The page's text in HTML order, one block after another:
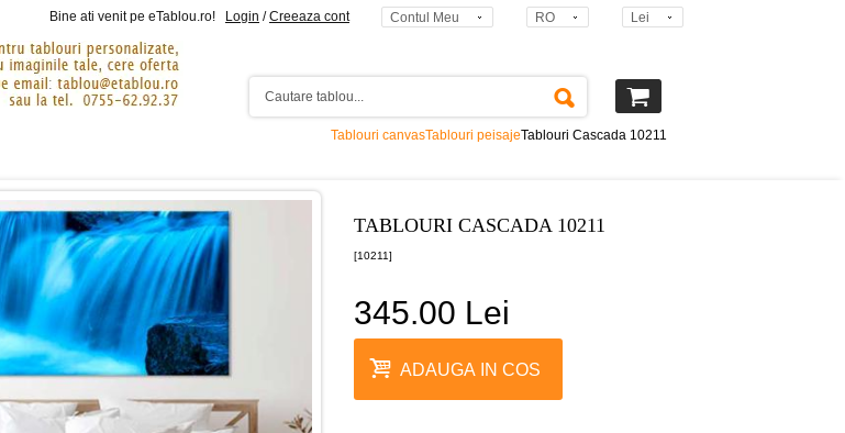
Bine ati venit pe eTablou.ro! Login /Creeaza cont Contul Meu RO Lei
Tablouri canvasTablouri peisajeTablouri Cascada 10211
TABLOURI CASCADA 10211
[10211]
345.00 Lei
ADAUGA IN COS